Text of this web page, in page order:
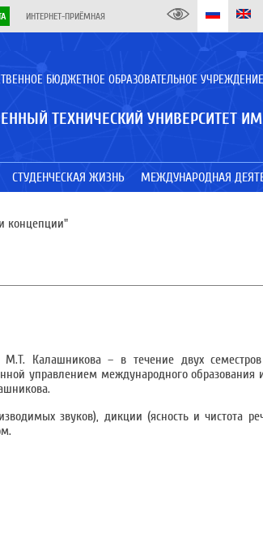
ИНТЕРНЕТ-ПРИЁМНАЯ
БЮДЖЕТНОЕ ОБРАЗОВАТЕЛЬНОЕ
ТЕХНИЧЕСКИЙ УНИВЕРСИТЕТ
СТУДЕНЧЕСКАЯ ЖИЗНЬ МЕЖДУНАРОДНАЯ
концепции"
Калашникова – в течение двух
управлением международного образования
звуков), дикции (ясность и чистота